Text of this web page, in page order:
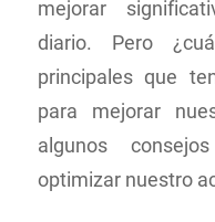
mejorar
diario. Pero
principales que
para mejorar
algunos
optimizar nuestro